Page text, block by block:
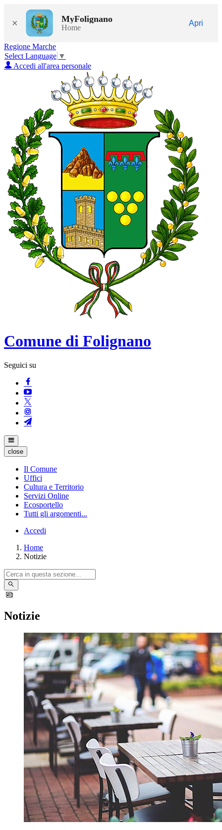
× MyFolignano
Home
Apri
Regione Marche
Select Language ▼
Accedi all'area personale
Comune di Folignano
Seguici su
close
Il Comune
Uffici
Cultura e Territorio
Servizi Online
Ecosportello
Tutti gli argomenti...
Accedi
Home
Notizie
Notizie